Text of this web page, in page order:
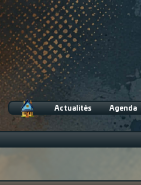
Actualités Agenda